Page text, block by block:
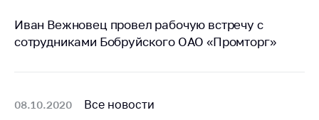
Иван Вежновец провел рабочую встречу с
сотрудниками Бобруйского ОАО «Промторг»
08.10.2020 Все новости